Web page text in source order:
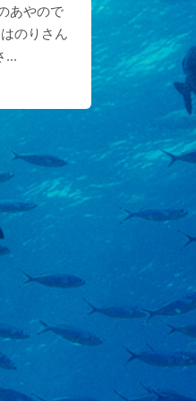
あやので
のりさん
...